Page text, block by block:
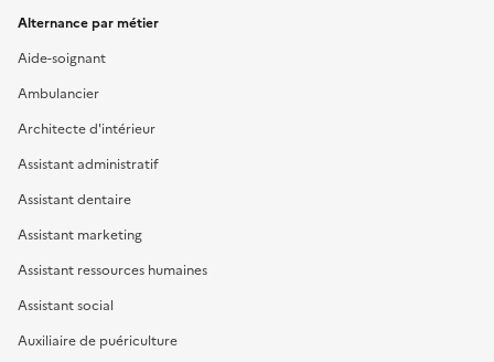
Alternance par métier
Aide-soignant
Ambulancier
Architecte d'intérieur
Assistant administratif
Assistant dentaire
Assistant marketing
Assistant ressources humaines
Assistant social
Auxiliaire de puériculture